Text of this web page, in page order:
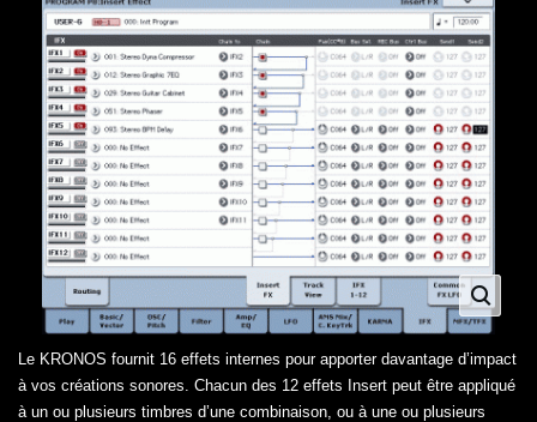
Le KRONOS fournit 16 effets internes pour apporter davantage d’impact
à vos créations sonores. Chacun des 12 effets Insert peut être appliqué
à un ou plusieurs timbres d’une combinaison, ou à une ou plusieurs